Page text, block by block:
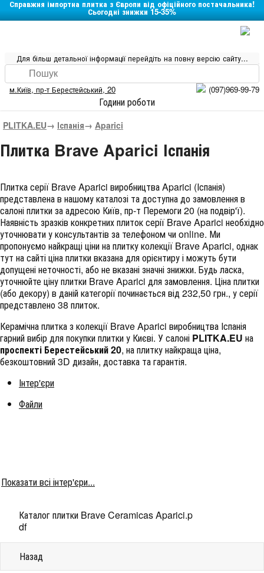
Справжня імпортна плитка з Європи від офіційного постачальника!
Сьогодні знижки 15-35%
Для більш детальної інформації перейдіть на повну версію сайту...
м.Київ, пр-т Берестейський, 20 (097)969-99-79
Години роботи
PLITKA.EU→ Іспанія→ Aparici
Плитка Brave Aparici Іспанія
Плитка серії Brave Aparici виробництваAparici (Іспанія)
представлена в нашому каталозі та доступна до замовлення в
салоні плитки за адресою Київ, пр-т Перемоги 20 (на подвір'ї).
Наявність зразків конкретних плиток серії Brave Aparici необхідно
уточнювати у консультантів за телефоном чи online. Ми
пропонуємо найкращі ціни на плитку колекції Brave Aparici, однак
тут на сайті ціна плитки вказана для орієнтиру і можуть бути
допущені неточності, або не вказані значні знижки. Будь ласка,
уточнюйте ціну плитки Brave Aparici для замовлення. Ціна плитки
(або декору) в даній категорії починається від 232,50 грн., у серії
представлено 38 плиток.
Керамічна плитка з колекції Brave Aparici виробництва Іспанія
гарний вибір для покупки плитки у Києві. У салоні PLITKA.EU на
проспекті Берестейський 20, на плитку найкраща ціна,
безкоштовний 3D дизайн, доставка та гарантія.
Інтер'єри
Файли
Показати всі інтер'єри...
Каталог плитки Brave Ceramicas Aparici.p
df
Назад